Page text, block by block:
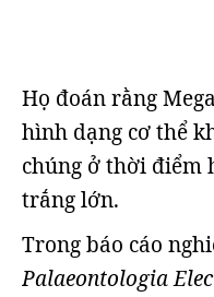
Họ đoán rằng
hình dạng cơ thể
chúng ở thời điểm
trắng lớn.
Trong báo cáo
Palaeontologia